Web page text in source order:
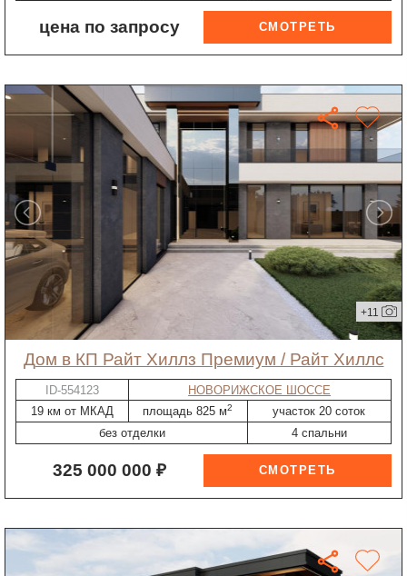
цена по запросу
+11
дом в КП Райт Хиллз Премиум / Райт Хиллс
ID-554123
НОВОРИЖСКОЕ ШОССЕ
19 км от МКАД
площадь 825 м2
участок 20 соток
без отделки
4 спальни
325 000 000 ₽